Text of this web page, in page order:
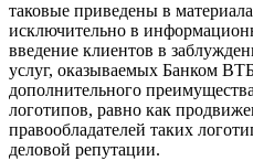
таковые приведены в
исключительно в
введение клиентов в
услуг, оказываемых Банком
дополнительного
логотипов, равно как
правообладателей таких
деловой репутации.